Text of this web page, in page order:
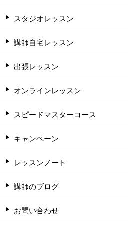
スタジオレッスン
講師自宅レッスン
出張レッスン
オンラインレッスン
スピードマスターコース
キャンペーン
レッスンノート
講師のブログ
お問い合わせ